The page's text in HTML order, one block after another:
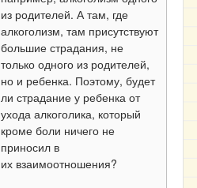
из родителей. А там, где
алкоголизм, там присутствуют
большие страдания, не
только одного из родителей,
но и ребенка. Поэтому, будет
ли страдание у ребенка от
ухода алкоголика, который
кроме боли ничего не
приносил в
их взаимоотношения?